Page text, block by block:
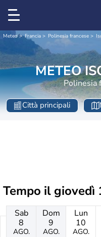
Meteo Francia Polinesia francese
METEO
Polinesia
Città principali
Tempo il giovedì
Sab
8
AGO.
Dom
9
AGO.
Lun
10
AGO.